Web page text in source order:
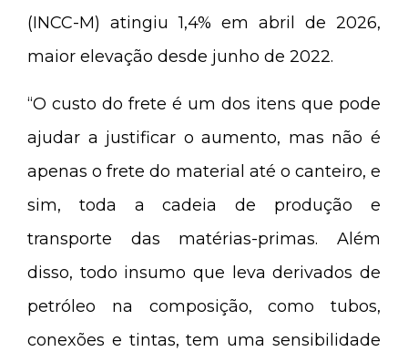
(INCC-M) atingiu 1,4% em abril de 2026,
maior elevação desde junho de 2022.
“O custo do frete é um dos itens que pode
ajudar a justificar o aumento, mas não é
apenas o frete do material até o canteiro, e
sim, toda a cadeia de produção e
transporte das matérias-primas. Além
disso, todo insumo que leva derivados de
petróleo na composição, como tubos,
conexões e tintas, tem uma sensibilidade